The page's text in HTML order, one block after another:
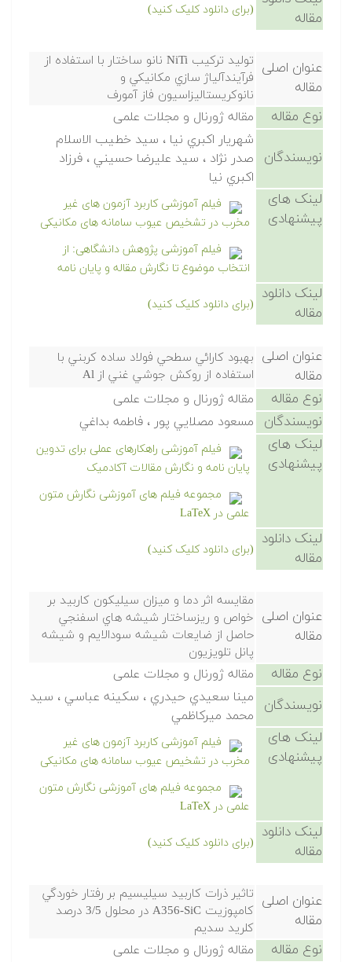
مقاله
(برای دانلود کلیک کنید)
عنوان اصلی
مقاله
توليد تركيب NiTi نانو ساختار با استفاده از
فرآيندآلياژ سازي مكانيكي و
نانوكريستاليزاسيون فاز آمورف
نوع مقاله مقاله ژورنال و مجلات علمی
نویسندگان
شهريار اكبري نيا ، سيد خطيب الاسلام
صدر نژاد ، سيد عليرضا حسيني ، فرزاد
اكبري نيا
لینک های
پیشنهادی
فیلم آموزشی کاربرد آزمون های غیر
مخرب در تشخیص عیوب سامانه های مکانیکی
فیلم آموزشی پژوهش دانشگاهی: از
انتخاب موضوع تا نگارش مقاله و پایان نامه
لینک دانلود
مقاله
(برای دانلود کلیک کنید)
عنوان اصلی
مقاله
بهبود كارائي سطحي فولاد ساده كربني با
استفاده از روكش جوشي غني از Al
نوع مقاله مقاله ژورنال و مجلات علمی
نویسندگان مسعود مصلايي پور ، فاطمه بداغي
لینک های
پیشنهادی
فیلم آموزشی راهکارهای عملی برای تدوین
پایان نامه و نگارش مقالات آکادمیک
مجموعه فیلم های آموزشی نگارش متون
علمی در LaTeX
لینک دانلود
مقاله
(برای دانلود کلیک کنید)
عنوان اصلی
مقاله
مقايسه اثر دما و ميزان سيليكون كاربيد بر
خواص و ريزساختار شيشه هاي اسفنجي
حاصل از ضايعات شيشه سودالايم و شيشه
پانل تلويزيون
نوع مقاله مقاله ژورنال و مجلات علمی
نویسندگان
مينا سعيدي حيدري ، سكينه عباسي ، سيد
محمد ميركاظمي
لینک های
پیشنهادی
فیلم آموزشی کاربرد آزمون های غیر
مخرب در تشخیص عیوب سامانه های مکانیکی
مجموعه فیلم های آموزشی نگارش متون
علمی در LaTeX
لینک دانلود
مقاله
(برای دانلود کلیک کنید)
عنوان اصلی
مقاله
تاثير ذرات کاربيد سيليسيم بر رفتار خوردگي
کامپوزيت A356-SiC در محلول 3/5 درصد
کلريد سديم
نوع مقاله مقاله ژورنال و مجلات علمی